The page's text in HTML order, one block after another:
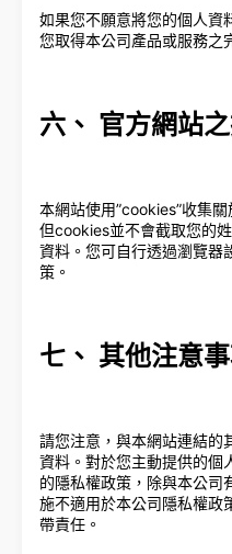
如果您不願意將您的個人資
您取得本公司產品或服務之
六、 官方網站
本網站使用”cookies”收集
但cookies並不會截取您的
資料。您可自行透過瀏覽器
策。
七、 其他注意
請您注意，與本網站連結的
資料。對於您主動提供的個
的隱私權政策，除與本公司
施不適用於本公司隱私權政
帶責任。